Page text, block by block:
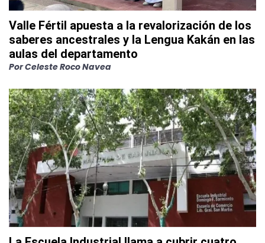
Valle Fértil apuesta a la revalorización de los
saberes ancestrales y la Lengua Kakán en las
aulas del departamento
PorCeleste Roco Navea